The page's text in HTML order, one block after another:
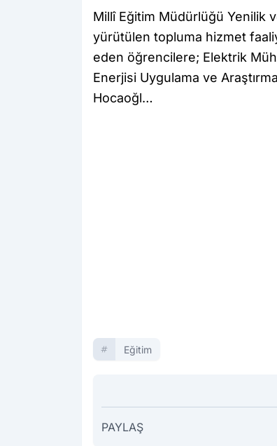
Millî Eğitim Müdürlüğü Yenilik
yürütülen topluma hizmet
eden öğrencilere; Elektrik
Enerjisi Uygulama ve
Hocaoğl…
Eğitim
PAYLAŞ